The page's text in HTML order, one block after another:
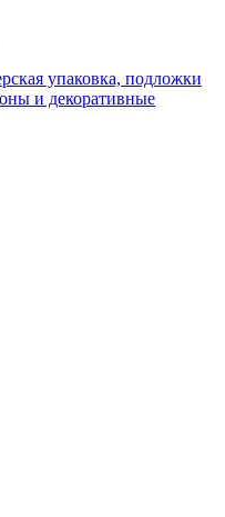
упаковка, подложки
и декоративные